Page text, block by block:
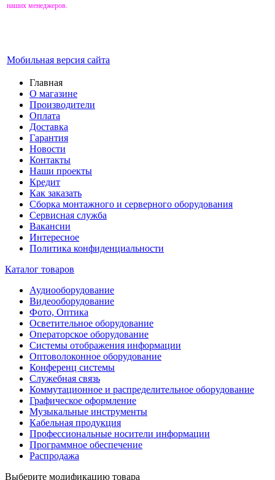
наших менеджеров.
Мобильная версия сайта
Главная
О магазине
Производители
Оплата
Доставка
Гарантия
Новости
Контакты
Наши проекты
Кредит
Как заказать
Сборка монтажного и серверного оборудования
Сервисная служба
Вакансии
Интересное
Политика конфиденциальности
Каталог товаров
Аудиооборудование
Видеооборудование
Фото, Оптика
Осветительное оборудование
Операторское оборудование
Системы отображения информации
Оптоволоконное оборудование
Конференц системы
Служебная связь
Коммутационное и распределительное оборудование
Графическое оформление
Музыкальные инструменты
Кабельная продукция
Профессиональные носители информации
Программное обеспечение
Распродажа
Выберите модификацию товара